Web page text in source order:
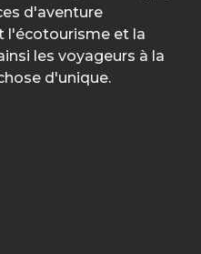
d'aventure
l'écotourisme et la
les voyageurs à la
d'unique.